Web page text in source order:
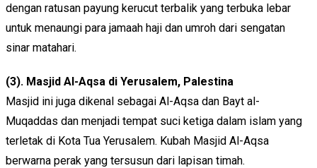
dengan ratusan payung kerucut terbalik yang terbuka lebar
untuk menaungi para jamaah haji dan umroh dari sengatan
sinar matahari.
(3). Masjid Al-Aqsa di Yerusalem, Palestina
Masjid ini juga dikenal sebagai Al-Aqsa dan Bayt al-
Muqaddas dan menjadi tempat suci ketiga dalam islam yang
terletak di Kota Tua Yerusalem. Kubah Masjid Al-Aqsa
berwarna perak yang tersusun dari lapisan timah.